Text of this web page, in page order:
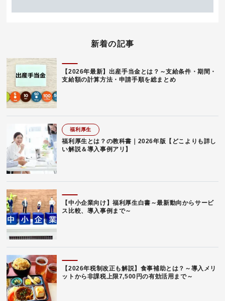
新着の記事
【2026年最新】出産手当金とは？～支給条件・期間・
支給額の計算方法・申請手順を総まとめ
福利厚生
福利厚生とは？の教科書｜2026年版【どこよりも詳し
い解説＆導入事例アリ】
【中小企業向け】福利厚生白書～最新動向からサービ
ス比較、導入事例まで～
【2026年税制改正も解説】食事補助とは？～導入メリ
ットから非課税上限7,500円の有効活用まで～